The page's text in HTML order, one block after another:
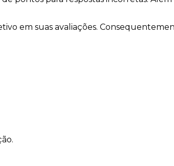
em suas avaliações.